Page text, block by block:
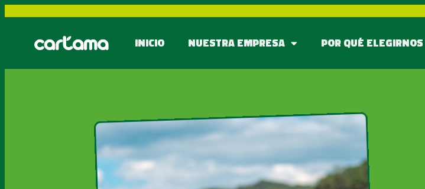
INICIO NUESTRA EMPRESA POR QUÉ ELEGIRNOS